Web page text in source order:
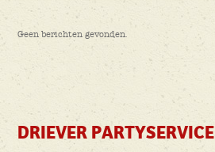
Geen berichten gevonden.
DRIEVER PARTYSERVICE